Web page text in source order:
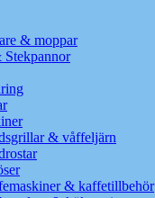
& moppar
& våffeljärn
& kaffetillbehör